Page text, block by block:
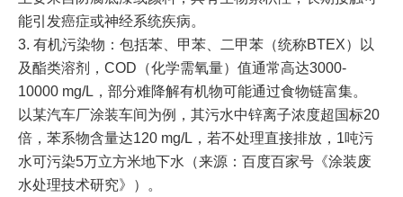
能引发癌症或神经系统疾病。
3. 有机污染物：包括苯、甲苯、二甲苯（统称BTEX）以
及酯类溶剂，COD（化学需氧量）值通常高达3000-
10000 mg/L，部分难降解有机物可能通过食物链富集。
以某汽车厂涂装车间为例，其污水中锌离子浓度超国标20
倍，苯系物含量达120 mg/L，若不处理直接排放，1吨污
水可污染5万立方米地下水（来源：百度百家号《涂装废
水处理技术研究》）。